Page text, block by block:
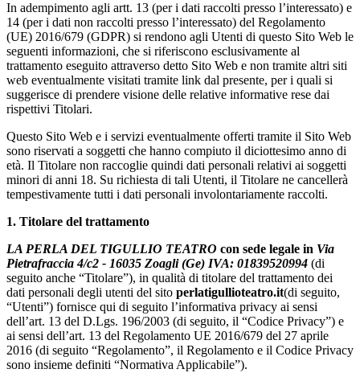
In adempimento agli artt. 13 (per i dati raccolti presso l’interessato) e
14 (per i dati non raccolti presso l’interessato) del Regolamento
(UE) 2016/679 (GDPR) si rendono agli Utenti di questo Sito Web le
seguenti informazioni, che si riferiscono esclusivamente al
trattamento eseguito attraverso detto Sito Web e non tramite altri siti
web eventualmente visitati tramite link dal presente, per i quali si
suggerisce di prendere visione delle relative informative rese dai
rispettivi Titolari.
Questo Sito Web e i servizi eventualmente offerti tramite il Sito Web
sono riservati a soggetti che hanno compiuto il diciottesimo anno di
età. Il Titolare non raccoglie quindi dati personali relativi ai soggetti
minori di anni 18. Su richiesta di tali Utenti, il Titolare ne cancellerà
tempestivamente tutti i dati personali involontariamente raccolti.
1. Titolare del trattamento
LA PERLA DEL TIGULLIO TEATRO con sede legale in Via
Pietrafraccia 4/c2 - 16035 Zoagli (Ge) IVA: 01839520994 (di
seguito anche “Titolare”), in qualità di titolare del trattamento dei
dati personali degli utenti del sito perlatigullioteatro.it(di seguito,
“Utenti”) fornisce qui di seguito l’informativa privacy ai sensi
dell’art. 13 del D.Lgs. 196/2003 (di seguito, il “Codice Privacy”) e
ai sensi dell’art. 13 del Regolamento UE 2016/679 del 27 aprile
2016 (di seguito “Regolamento”, il Regolamento e il Codice Privacy
sono insieme definiti “Normativa Applicabile”).